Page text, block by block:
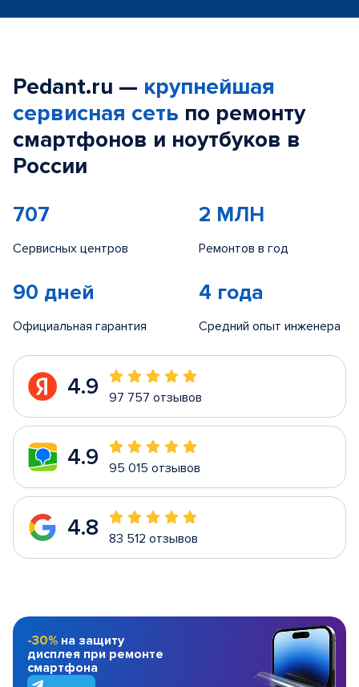
Pedant.ru — крупнейшая
сервисная сеть по ремонту
смартфонов и ноутбуков в
России
707
Сервисных центров
2 МЛН
Ремонтов в год
90 дней
Официальная гарантия
4 года
Средний опыт инженера
4.9 97 757 отзывов
4.9 95 015 отзывов
4.8 83 512 отзывов
-30% на защиту
дисплея при ремонте
смартфона